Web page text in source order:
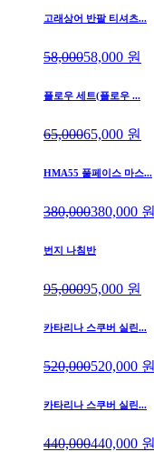
고래상어 반팔 티셔츠...
58,00058,000 원
플로우 세트(플로우 ...
65,00065,000 원
HMA55 풀페이스 마스...
380,000380,000 원
번지 나침반
95,00095,000 원
카타리나 스쿠버 실린...
520,000520,000 원
카타리나 스쿠버 실린...
440,000440,000 원